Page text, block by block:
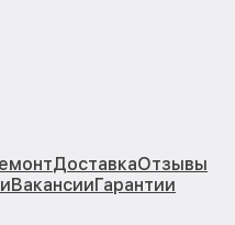
ДоставкаОтзывы
ВакансииГарантии